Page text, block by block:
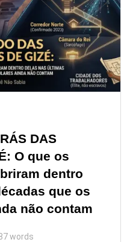
DAS
O que os
dentro
que os
não contam
words